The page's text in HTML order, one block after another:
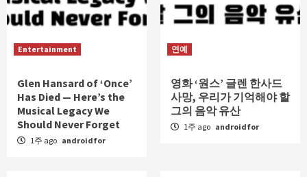
Entertainment
Glen Hansard of ‘Once’
Has Died — Here’s the
Musical Legacy We
Should Never Forget
1주 ago androidfor
연예
영화 ‘원스’ 글렌 한사드
사망, 우리가 기억해야 할
그의 음악 유산
1주 ago androidfor